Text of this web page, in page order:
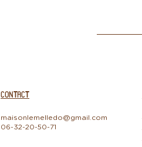
CONTACT
maisonlemelledo@gmail.com
06-32-20-50-71